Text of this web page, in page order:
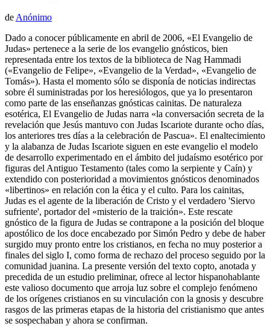
de Anónimo
Dado a conocer públicamente en abril de 2006, «El Evangelio de
Judas» pertenece a la serie de los evangelio gnósticos, bien
representada entre los textos de la biblioteca de Nag Hammadi
(«Evangelio de Felipe», «Evangelio de la Verdad», «Evangelio de
Tomás»). Hasta el momento sólo se disponía de noticias indirectas
sobre él suministradas por los heresiólogos, que ya lo presentaron
como parte de las enseñanzas gnósticas cainitas. De naturaleza
esotérica, El Evangelio de Judas narra «la conversación secreta de la
revelación que Jesús mantuvo con Judas Iscariote durante ocho días,
los anteriores tres días a la celebración de Pascua». El enaltecimiento
y la alabanza de Judas Iscariote siguen en este evangelio el modelo
de desarrollo experimentado en el ámbito del judaísmo esotérico por
figuras del Antiguo Testamento (tales como la serpiente y Caín) y
extendido con posterioridad a movimientos gnósticos denominados
«libertinos» en relación con la ética y el culto. Para los cainitas,
Judas es el agente de la liberación de Cristo y el verdadero 'Siervo
sufriente', portador del «misterio de la traición». Este rescate
gnóstico de la figura de Judas se contrapone a la posición del bloque
apostólico de los doce encabezado por Simón Pedro y debe de haber
surgido muy pronto entre los cristianos, en fecha no muy posterior a
finales del siglo I, como forma de rechazo del proceso seguido por la
comunidad juanina. La presente versión del texto copto, anotada y
precedida de un estudio preliminar, ofrece al lector hispanohablante
este valioso documento que arroja luz sobre el complejo fenómeno
de los orígenes cristianos en su vinculación con la gnosis y descubre
rasgos de las primeras etapas de la historia del cristianismo que antes
se sospechaban y ahora se confirman.